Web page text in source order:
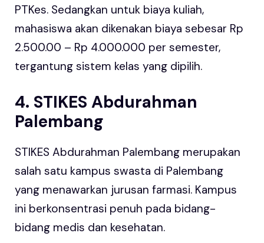
PTKes. Sedangkan untuk biaya kuliah,
mahasiswa akan dikenakan biaya sebesar Rp
2.500.00 – Rp 4.000.000 per semester,
tergantung sistem kelas yang dipilih.
4. STIKES Abdurahman
Palembang
STIKES Abdurahman Palembang merupakan
salah satu kampus swasta di Palembang
yang menawarkan jurusan farmasi. Kampus
ini berkonsentrasi penuh pada bidang-
bidang medis dan kesehatan.